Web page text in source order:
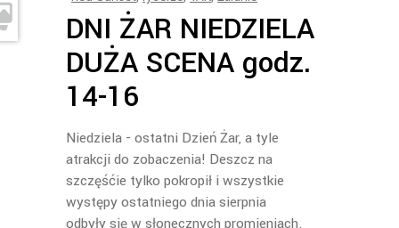
DNI ŻAR NIEDZIELA
DUŻA SCENA godz.
14-16
Niedziela - ostatni Dzień Żar, a tyle
atrakcji do zobaczenia! Deszcz na
szczęśćie tylko pokropił i wszystkie
występy ostatniego dnia sierpnia
odbyły się w słonecznych promieniach.